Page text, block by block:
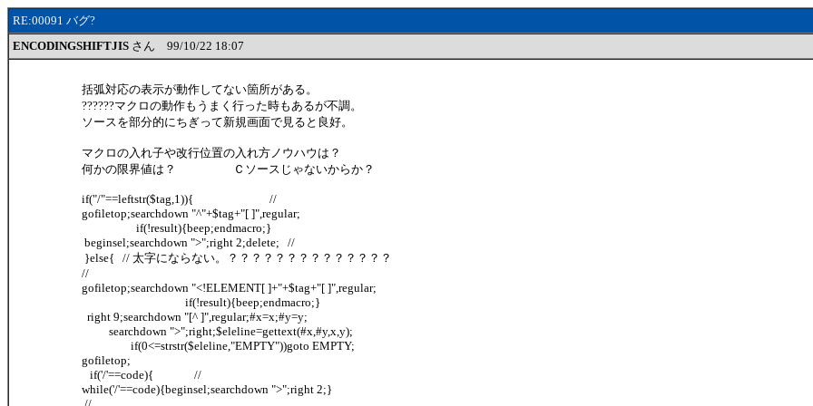
RE:00091 バグ?
ENCODINGSHIFTJIS さん 99/10/22 18:07
括弧対応の表示が動作してない箇所がある。
??????マクロの動作もうまく行った時もあるが不調。
ソースを部分的にちぎって新規画面で見ると良好。
マクロの入れ子や改行位置の入れ方ノウハウは？
何かの限界値は？ Ｃソースじゃないからか？
if("/"==leftstr($tag,1)){ //
gofiletop;searchdown "^"+$tag+"[ ]",regular;
if(!result){beep;endmacro;}
beginsel;searchdown ">";right 2;delete; //
}else{ // 太字にならない。？？？？？？？？？？？？？？
//
gofiletop;searchdown "<!ELEMENT[ ]+"+$tag+"[ ]",regular;
if(!result){beep;endmacro;}
right 9;searchdown "[^ ]",regular;#x=x;#y=y;
searchdown ">";right;$eleline=gettext(#x,#y,x,y);
if(0<=strstr($eleline,"EMPTY"))goto EMPTY;
gofiletop;
if('/'==code){ //
while('/'==code){beginsel;searchdown ">";right 2;}